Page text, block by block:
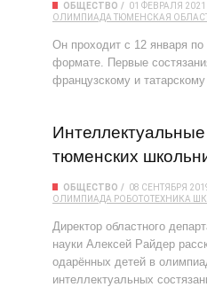
ОБЩЕСТВО
01 ФЕВРАЛЯ 2021
ОЛИМПИАДА ТЮМЕНСКАЯ
Он проходит с 12 января
формате. Первые
французскому и
тюменских
ОБЩЕСТВО
08 СЕНТЯБРЯ
ОЛИМПИАДА РОБОТОТЕХНИКА
Директор областного
науки Алексей Райдер
одарённых детей в
интеллектуальных